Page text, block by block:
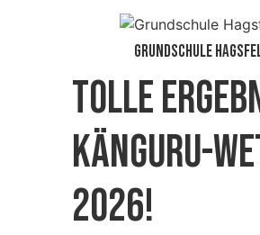
Grundschule
Tolle
Känguru-
2026!